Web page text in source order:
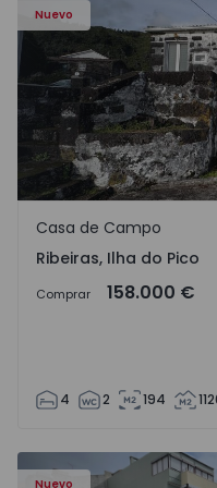
Nuevo
Ribeiras, Ilha do Pico
Casa de Campo
Ribeiras, Ilha do Pico
Comprar 158.000 €
4 2 194
Nuevo
- 1Apartamento T2 Lisboa,